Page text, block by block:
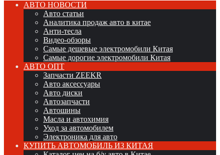
АВТО НОВОСТИ
Авто статьи
Аналитика продаж авто в китае
Анти-тесла
Видео-обзоры
Самые дешевые электромобили Китая
Самые дорогие электромобили Китая
АВТО ОПТ
Запчасти ZEEKR
Авто аксессуары
Авто диски
Автозапчасти
Автошины
Масла и автохимия
Уход за автомобилем
Электроника для авто
КУПИТЬ АВТОМОБИЛЬ ИЗ КИТАЯ